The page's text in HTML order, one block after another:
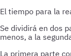
El tiempo para la
Se dividirá en dos
menos, a la
La primera parte